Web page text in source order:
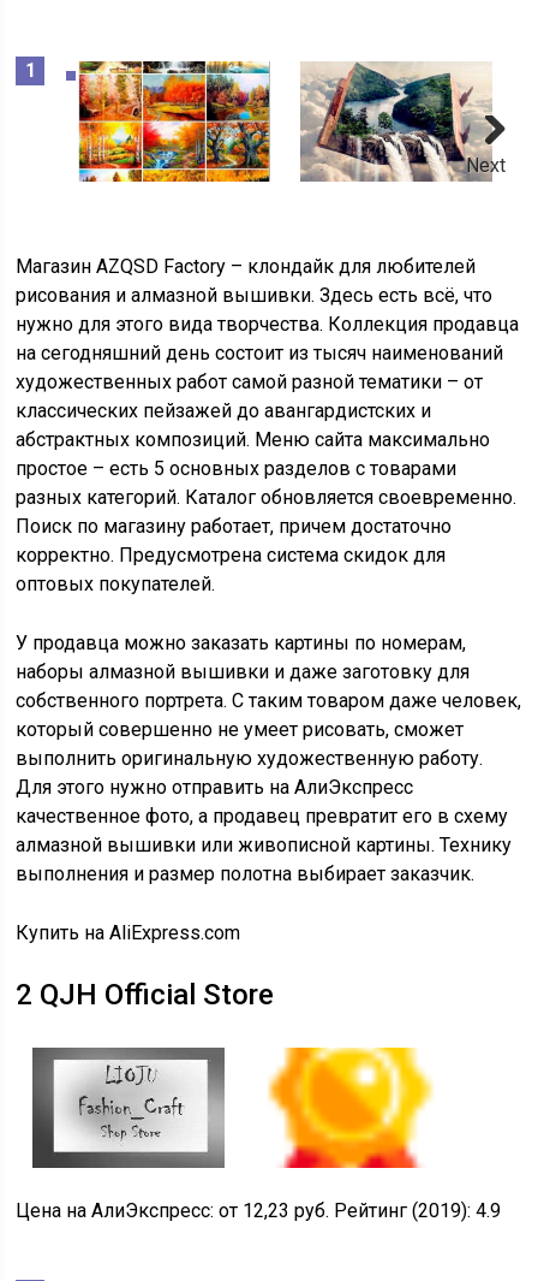
Next
МагазинAZQSD Factory – клондайк для любителей
рисования и алмазной вышивки. Здесь есть всё, что
нужно для этого вида творчества. Коллекция продавца
на сегодняшний день состоит из тысяч наименований
художественных работ самой разной тематики – от
классических пейзажей до авангардистских и
абстрактных композиций. Меню сайта максимально
простое – есть 5 основных разделов с товарами
разных категорий. Каталог обновляется своевременно.
Поиск по магазину работает, причем достаточно
корректно. Предусмотрена система скидок для
оптовых покупателей.
У продавца можно заказать картины по номерам,
наборы алмазной вышивки и даже заготовку для
собственного портрета. С таким товаром даже человек,
который совершенно не умеет рисовать, сможет
выполнить оригинальную художественную работу.
Для этого нужно отправить на АлиЭкспресс
качественное фото, а продавец превратит его в схему
алмазной вышивки или живописной картины. Технику
выполнения и размер полотна выбирает заказчик.
Купить на AliExpress.com
2 QJH Official Store
Цена на АлиЭкспресс:от 12,23 руб. Рейтинг (2019):4.9